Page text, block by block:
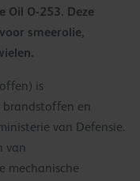
Oil O-253. Deze
smeerolie,
is
en
van Defensie.
van
mechanische